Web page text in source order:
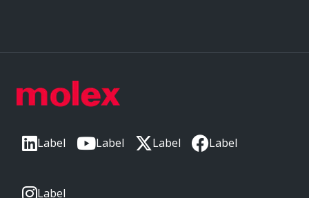
Label Label Label Label
Label